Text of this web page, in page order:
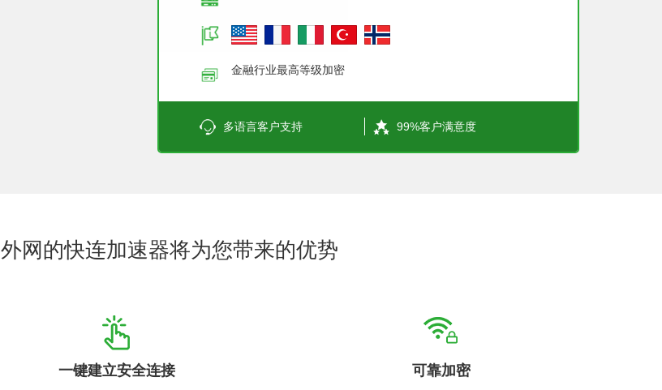
金融行业最高等级加密
多语言客户支持 99%客户满意度
网的快连加速器将为您带来的优势
一键建立安全连接 可靠加密